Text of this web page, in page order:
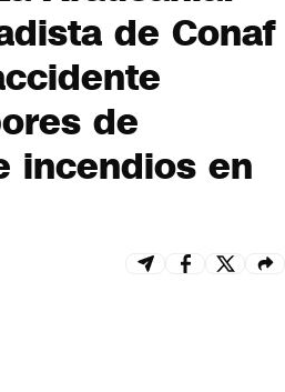
de Conaf
de
incendios en